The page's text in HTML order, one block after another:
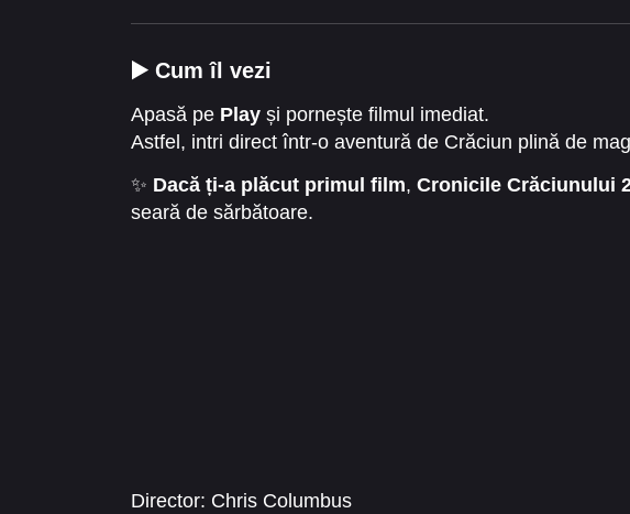
▶️ Cum îl vezi
Apasă pe Play și pornește filmul imediat.
Astfel, intri direct într-o aventură de Crăciun plină de
✨ Dacă ți-a plăcut primul film, Cronicile Crăciunului
seară de sărbătoare.
Director: Chris Columbus